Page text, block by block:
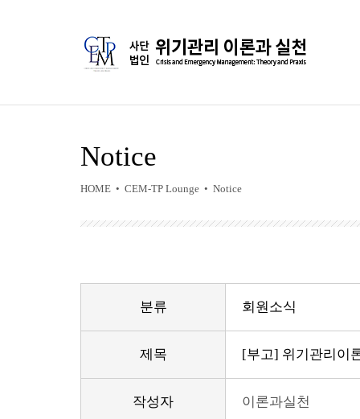
Notice
HOME • CEM-TP Lounge • Notice
분류 회원소식
제목 [부고] 위기관리이
작성자 이론과실천